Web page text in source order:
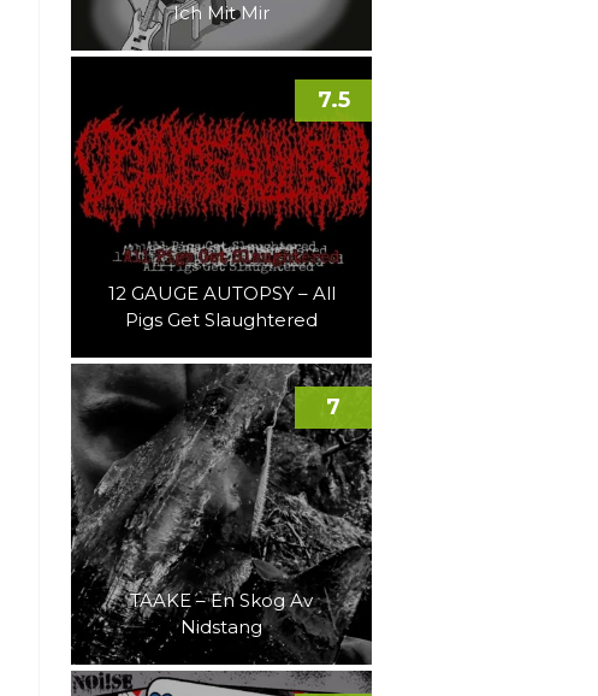
Ich Mit Mir
12 GAUGE AUTOPSY – All
Pigs Get Slaughtered
7.5
TAAKE – En Skog Av
Nidstang
7